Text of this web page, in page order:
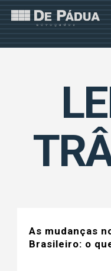
As mudanças
Brasileiro: o